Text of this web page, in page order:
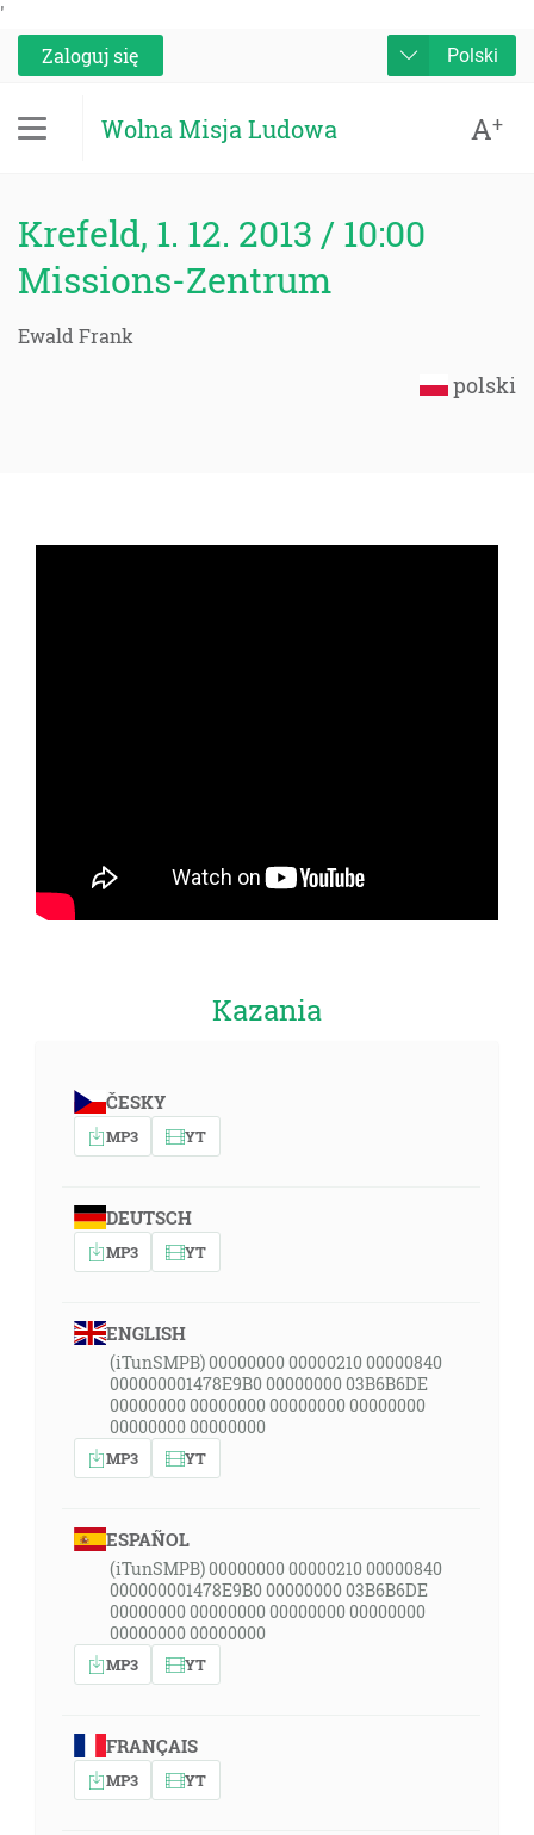
'
Zaloguj się
Polski
Wolna Misja Ludowa A+
Krefeld, 1. 12. 2013 / 10:00
Missions-Zentrum
Ewald Frank
polski
Kazania
ČESKY
MP3 YT
DEUTSCH
MP3 YT
ENGLISH
(iTunSMPB) 00000000 00000210 00000840
000000001478E9B0 00000000 03B6B6DE
00000000 00000000 00000000 00000000
00000000 00000000
MP3 YT
ESPAÑOL
(iTunSMPB) 00000000 00000210 00000840
000000001478E9B0 00000000 03B6B6DE
00000000 00000000 00000000 00000000
00000000 00000000
MP3 YT
FRANÇAIS
MP3 YT